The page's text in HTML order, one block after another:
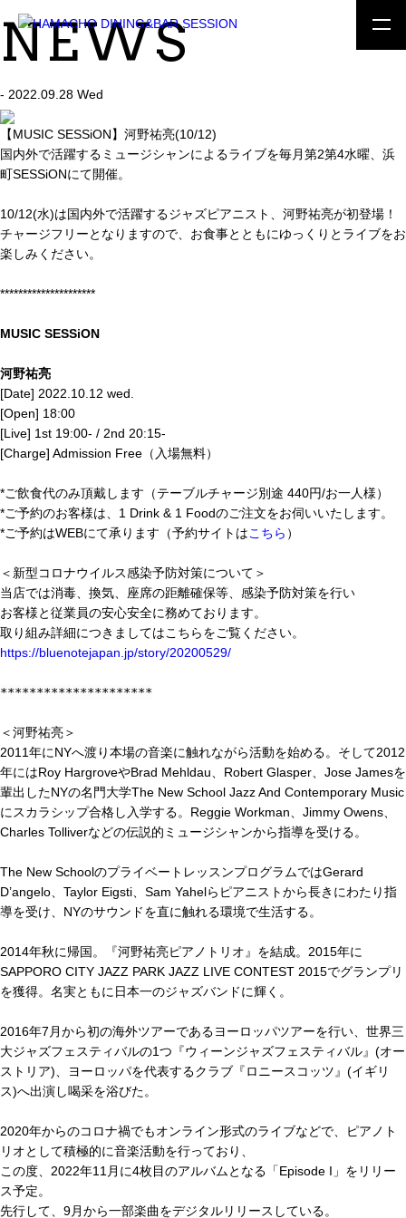
NEWS
- 2022.09.28 Wed
【MUSIC SESSiON】河野祐亮(10/12)
国内外で活躍するミュージシャンによるライブを毎月第2第4水曜、浜
町SESSiONにて開催。
10/12(水)は国内外で活躍するジャズピアニスト、河野祐亮が初登場！
チャージフリーとなりますので、お食事とともにゆっくりとライブをお
楽しみください。
*********************
MUSIC SESSiON
河野祐亮
[Date] 2022.10.12 wed.
[Open] 18:00
[Live] 1st 19:00- / 2nd 20:15-
[Charge] Admission Free（入場無料）
*ご飲食代のみ頂戴します（テーブルチャージ別途 440円/お一人様）
*ご予約のお客様は、1 Drink & 1 Foodのご注文をお伺いいたします。
*ご予約はWEBにて承ります（予約サイトはこちら ）
＜新型コロナウイルス感染予防対策について＞
当店では消毒、換気、座席の距離確保等、感染予防対策を行い
お客様と従業員の安心安全に務めております。
取り組み詳細につきましてはこちらをご覧ください。
https://bluenotejapan.jp/story/20200529/
*********************
＜河野祐亮＞
2011年にNYへ渡り本場の音楽に触れながら活動を始める。そして2012
年にはRoy HargroveやBrad Mehldau、Robert Glasper、Jose Jamesを
輩出したNYの名門大学The New School Jazz And Contemporary Music
にスカラシップ合格し入学する。Reggie Workman、Jimmy Owens、
Charles Tolliverなどの伝説的ミュージシャンから指導を受ける。
The New SchoolのプライベートレッスンプログラムではGerard
D’angelo、Taylor Eigsti、Sam Yahelらピアニストから長きにわたり指
導を受け、NYのサウンドを直に触れる環境で生活する。
2014年秋に帰国。『河野祐亮ピアノトリオ』を結成。2015年に
SAPPORO CITY JAZZ PARK JAZZ LIVE CONTEST 2015でグランプリ
を獲得。名実ともに日本一のジャズバンドに輝く。
2016年7月から初の海外ツアーであるヨーロッパツアーを行い、世界三
大ジャズフェスティバルの1つ『ウィーンジャズフェスティバル』(オー
ストリア)、ヨーロッパを代表するクラブ『ロニースコッツ』(イギリ
ス)へ出演し喝采を浴びた。
2020年からのコロナ禍でもオンライン形式のライブなどで、ピアノト
リオとして積極的に音楽活動を行っており、
この度、2022年11月に4枚目のアルバムとなる「Episode I」をリリー
ス予定。
先行して、9月から一部楽曲をデジタルリリースしている。